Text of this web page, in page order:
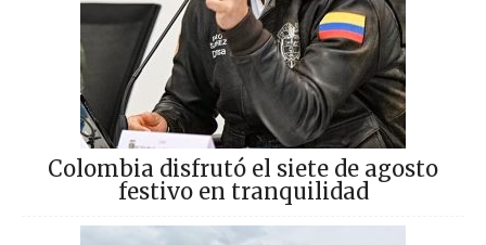
Colombia disfrutó el siete de agosto
festivo en tranquilidad